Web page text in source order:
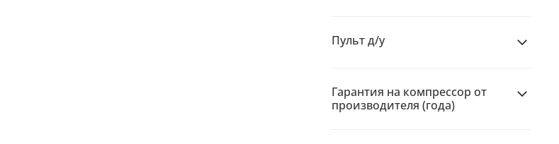
Пульт д/у
Гарантия на компрессор от
производителя (года)